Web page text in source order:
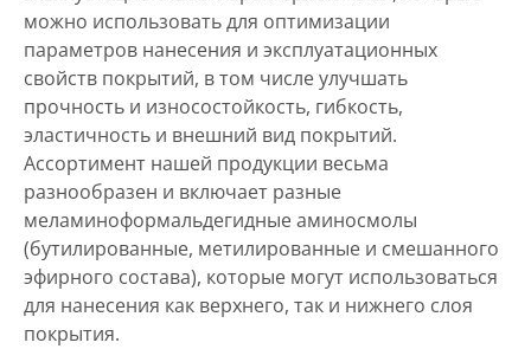
можно использовать для оптимизации
параметров нанесения и эксплуатационных
свойств покрытий, в том числе улучшать
прочность и износостойкость, гибкость,
эластичность и внешний вид покрытий.
Ассортимент нашей продукции весьма
разнообразен и включает разные
меламиноформальдегидные аминосмолы
(бутилированные, метилированные и смешанного
эфирного состава), которые могут использоваться
для нанесения как верхнего, так и нижнего слоя
покрытия.